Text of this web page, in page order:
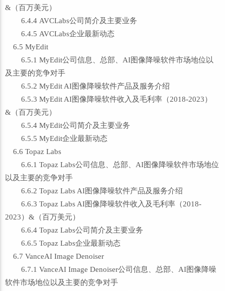
&（百万美元）
6.4.4 AVCLabs公司简介及主要业务
6.4.5 AVCLabs企业最新动态
6.5 MyEdit
6.5.1 MyEdit公司信息、总部、AI图像降噪软件市场地位以
及主要的竞争对手
6.5.2 MyEdit AI图像降噪软件产品及服务介绍
6.5.3 MyEdit AI图像降噪软件收入及毛利率（2018-2023）
&（百万美元）
6.5.4 MyEdit公司简介及主要业务
6.5.5 MyEdit企业最新动态
6.6 Topaz Labs
6.6.1 Topaz Labs公司信息、总部、AI图像降噪软件市场地位
以及主要的竞争对手
6.6.2 Topaz Labs AI图像降噪软件产品及服务介绍
6.6.3 Topaz Labs AI图像降噪软件收入及毛利率（2018-
2023）&（百万美元）
6.6.4 Topaz Labs公司简介及主要业务
6.6.5 Topaz Labs企业最新动态
6.7 VanceAI Image Denoiser
6.7.1 VanceAI Image Denoiser公司信息、总部、AI图像降噪
软件市场地位以及主要的竞争对手